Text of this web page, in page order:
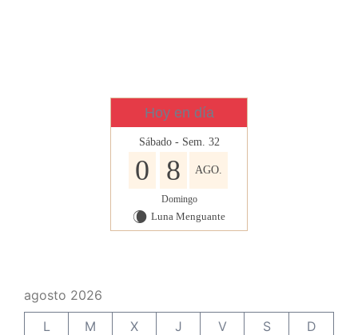
Hoy en día
Sábado - Sem. 32
0 8 AGO.
Domingo
W Luna Menguante
agosto 2026
L
M X J V S
D